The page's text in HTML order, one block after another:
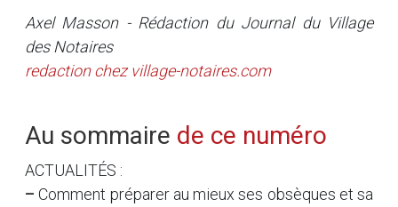
Axel Masson - Rédaction du Journal du Village
des Notaires
redactionchez village-notaires.com
Au sommaire de ce numéro
ACTUALITÉS :
– Comment préparer au mieux ses obsèques et sa